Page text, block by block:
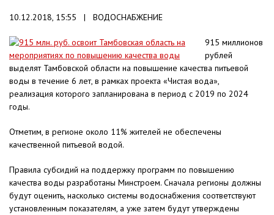
10.12.2018, 15:55 | ВОДОСНАБЖЕНИЕ
915 миллионов
рублей
выделят Тамбовской области на повышение качества питьевой
воды в течение 6 лет, в рамках проекта «Чистая вода»,
реализация которого запланирована в период с 2019 по 2024
годы.
Отметим, в регионе около 11% жителей не обеспечены
качественной питьевой водой.
Правила субсидий на поддержку программ по повышению
качества воды разработаны Минстроем. Сначала регионы должны
будут оценить, насколько системы водоснабжения соответствуют
установленным показателям, а уже затем будут утверждены